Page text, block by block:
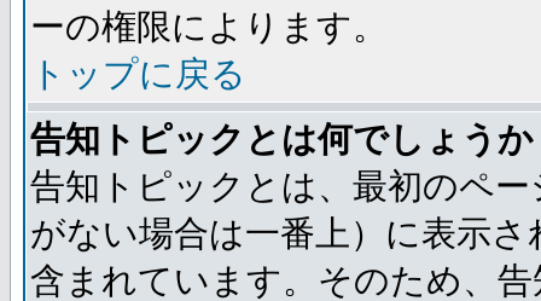
ーの権限によります。
トップに戻る
告知トピックとは何でしょうか
告知トピックとは、最初のペ
がない場合は一番上）に表示
含まれています。そのため、